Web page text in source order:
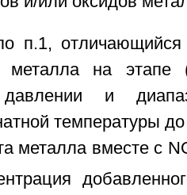
п.1, отличающийся
металла на
и
температуры
металла вместе с